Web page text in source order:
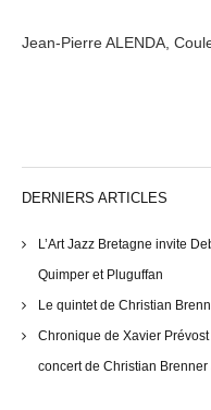
Jean-Pierre ALENDA,
DERNIERS ARTICLES
L’Art Jazz Bretagne invite
Quimper et Pluguffan
Le quintet de Christian
Chronique de Xavier
concert de Christian